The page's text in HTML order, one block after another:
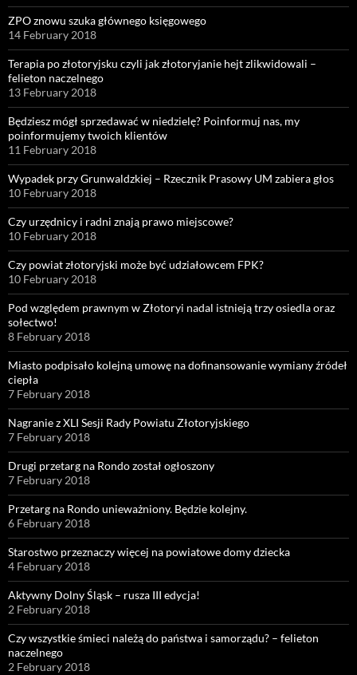
ZPO znowu szuka głównego księgowego
14 February 2018
Terapia po złotoryjsku czyli jak złotoryjanie hejt zlikwidowali –
felieton naczelnego
13 February 2018
Będziesz mógł sprzedawać w niedzielę? Poinformuj nas, my
poinformujemy twoich klientów
11 February 2018
Wypadek przy Grunwaldzkiej – Rzecznik Prasowy UM zabiera głos
10 February 2018
Czy urzędnicy i radni znają prawo miejscowe?
10 February 2018
Czy powiat złotoryjski może być udziałowcem FPK?
10 February 2018
Pod względem prawnym w Złotoryi nadal istnieją trzy osiedla oraz
sołectwo!
8 February 2018
Miasto podpisało kolejną umowę na dofinansowanie wymiany źródeł
ciepła
7 February 2018
Nagranie z XLI Sesji Rady Powiatu Złotoryjskiego
7 February 2018
Drugi przetarg na Rondo został ogłoszony
7 February 2018
Przetarg na Rondo unieważniony. Będzie kolejny.
6 February 2018
Starostwo przeznaczy więcej na powiatowe domy dziecka
4 February 2018
Aktywny Dolny Śląsk – rusza III edycja!
2 February 2018
Czy wszystkie śmieci należą do państwa i samorządu? – felieton
naczelnego
2 February 2018